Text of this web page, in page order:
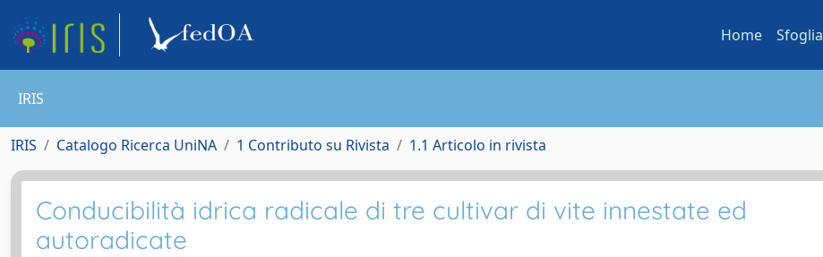
Home Sfoglia
IRIS
IRIS Catalogo Ricerca UniNA 1 Contributo su Rivista 1.1 Articolo in rivista
Conducibilità idrica radicale di tre cultivar di vite innestate ed
autoradicate